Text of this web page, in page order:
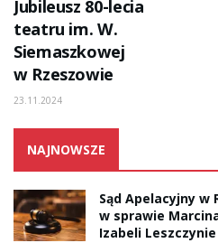
Jubileusz 80-lecia
teatru im. W.
Siemaszkowej
w Rzeszowie
23.11.2024
NAJNOWSZE
Sąd Apelacyjny w
w sprawie
Izabeli Leszczynie